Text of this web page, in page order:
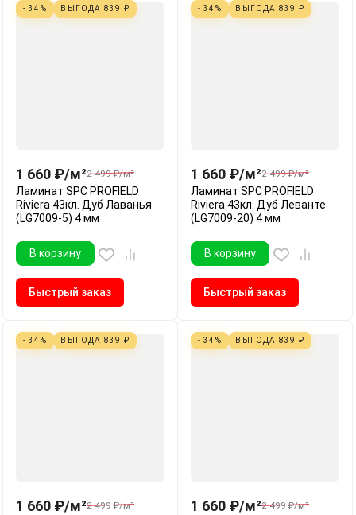
- 34% ВЫГОДА 839 ₽
1 660 ₽/м²2 499 ₽/м²
Ламинат SPC PROFIELD
Riviera 43кл. Дуб Лаванья
(LG7009-5) 4 мм
В корзину
Быстрый заказ
- 34% ВЫГОДА 839 ₽
1 660 ₽/м²2 499 ₽/м²
Ламинат SPC PROFIELD
Riviera 43кл. Дуб Леванте
(LG7009-20) 4 мм
В корзину
Быстрый заказ
- 34% ВЫГОДА 839 ₽
1 660 ₽/м²2 499 ₽/м²
- 34% ВЫГОДА 839 ₽
1 660 ₽/м²2 499 ₽/м²